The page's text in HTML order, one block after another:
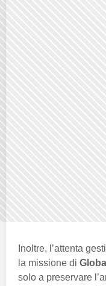
Inoltre, l’attenta
la missione di
solo a preservare